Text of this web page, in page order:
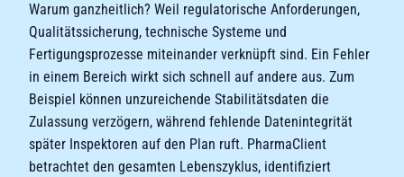
Warum ganzheitlich? Weil regulatorische Anforderungen,
Qualitätssicherung, technische Systeme und
Fertigungsprozesse miteinander verknüpft sind. Ein Fehler
in einem Bereich wirkt sich schnell auf andere aus. Zum
Beispiel können unzureichende Stabilitätsdaten die
Zulassung verzögern, während fehlende Datenintegrität
später Inspektoren auf den Plan ruft. PharmaClient
betrachtet den gesamten Lebenszyklus, identifiziert